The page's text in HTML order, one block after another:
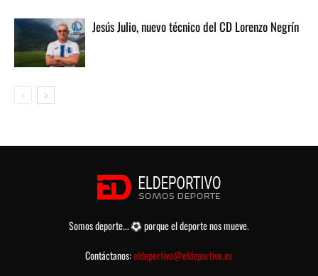
Jesús Julio, nuevo técnico del CD Lorenzo Negrín
Somos deporte...
porque el deporte nos mueve.
Contáctanos:eldeportivo@eldeportivo.es